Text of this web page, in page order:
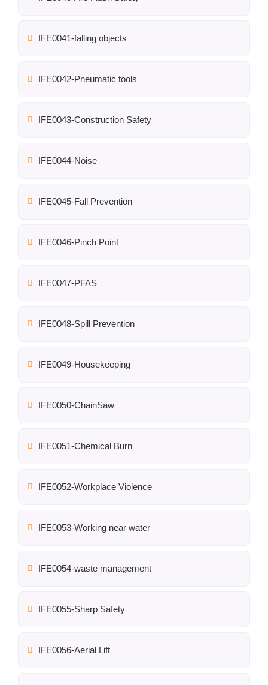
IFE0041-falling objects
IFE0042-Pneumatic tools
IFE0043-Construction Safety
IFE0044-Noise
IFE0045-Fall Prevention
IFE0046-Pinch Point
IFE0047-PFAS
IFE0048-Spill Prevention
IFE0049-Housekeeping
IFE0050-ChainSaw
IFE0051-Chemical Burn
IFE0052-Workplace Violence
IFE0053-Working near water
IFE0054-waste management
IFE0055-Sharp Safety
IFE0056-Aerial Lift